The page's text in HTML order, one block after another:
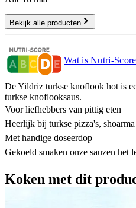
Bekijk alle producten
Wat is Nutri-
De Yildriz turkse knoflook hot is
turkse knoflooksaus.
Voor liefhebbers van pittig eten
Heerlijk bij turkse pizza's, shoarma
Met handige doseerdop
Gekoeld smaken onze sauzen het
Koken met dit